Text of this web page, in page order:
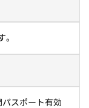
。
スポート有効